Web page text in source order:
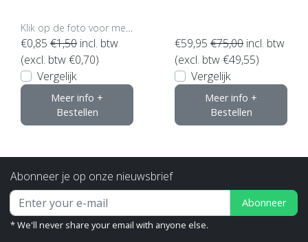
€0,85 €1,50 incl. btw
(excl. btw €0,70)
Vergelijk
Meer info +
Bestellen
€59,95 €75,00 incl. btw
(excl. btw €49,55)
Vergelijk
Meer info +
Bestellen
Abonneer je op onze nieuwsbrief
Abonneer
* We'll never share your email with anyone else.